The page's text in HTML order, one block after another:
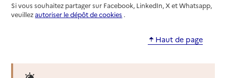
Si vous souhaitez partager sur Facebook, LinkedIn, X et Whatsapp,
veuillezautoriser le dépôt de cookies .
Haut de page